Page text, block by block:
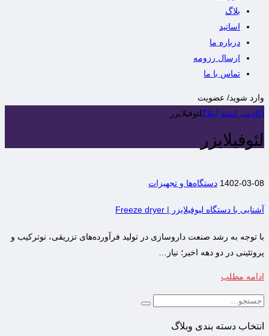
بلاگ
اساتید
درباره ما
ارسال رزومه
تماس با ما
وارد شوید/ عضویت
آکادمی استو آپبلاگلئوفیلایزر
لئوفیلایزر
1402-03-08 دستگاه‌ها و تجهیزات
آشنایی با دستگاه لیوفیلایزر | Freeze dryer
با توجه به رشد صنعت داروسازی در تولید فرآورده‌های تزریقی، نوترکیب و
پروتئینی در دو دهه اخیر؛ نیاز…
ادامه مطلب
انتخاب دسته بندی وبلاگ